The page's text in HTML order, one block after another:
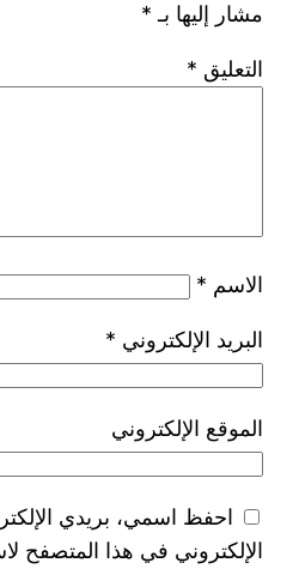
مشار إليها بـ *
التعليق *
الاسم *
البريد الإلكتروني *
الموقع الإلكتروني
احفظ اسمي، بريدي
الإلكتروني في هذا المتصفح